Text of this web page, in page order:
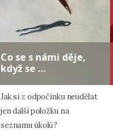
Co se s námi děje,
když se …
Jak si z odpočinku neudělat
jen další položku na
seznamu úkolů?